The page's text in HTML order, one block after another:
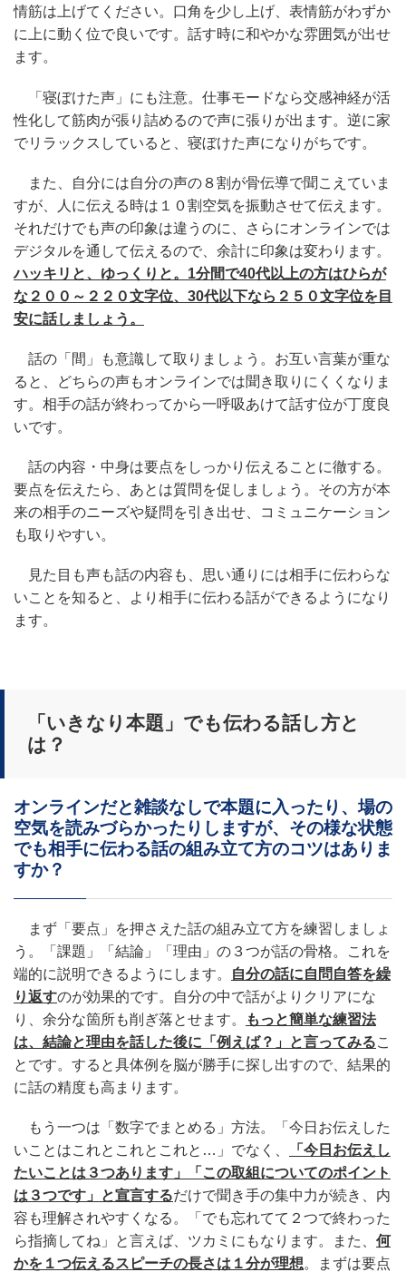
情筋は上げてください。口角を少し上げ、表情筋がわずか
に上に動く位で良いです。話す時に和やかな雰囲気が出せ
ます。
「寝ぼけた声」にも注意。仕事モードなら交感神経が活
性化して筋肉が張り詰めるので声に張りが出ます。逆に家
でリラックスしていると、寝ぼけた声になりがちです。
また、自分には自分の声の８割が骨伝導で聞こえていま
すが、人に伝える時は１０割空気を振動させて伝えます。
それだけでも声の印象は違うのに、さらにオンラインでは
デジタルを通して伝えるので、余計に印象は変わります。
ハッキリと、ゆっくりと。1分間で40代以上の方はひらが
な２００～２２０文字位、30代以下なら２５０文字位を目
安に話しましょう。
話の「間」も意識して取りましょう。お互い言葉が重な
ると、どちらの声もオンラインでは聞き取りにくくなりま
す。相手の話が終わってから一呼吸あけて話す位が丁度良
いです。
話の内容・中身は要点をしっかり伝えることに徹する。
要点を伝えたら、あとは質問を促しましょう。その方が本
来の相手のニーズや疑問を引き出せ、コミュニケーション
も取りやすい。
見た目も声も話の内容も、思い通りには相手に伝わらな
いことを知ると、より相手に伝わる話ができるようになり
ます。
「いきなり本題」でも伝わる話し方と
は？
オンラインだと雑談なしで本題に入ったり、場の
空気を読みづらかったりしますが、その様な状態
でも相手に伝わる話の組み立て方のコツはありま
すか？
まず「要点」を押さえた話の組み立て方を練習しましょ
う。「課題」「結論」「理由」の３つが話の骨格。これを
端的に説明できるようにします。
自分の話に自問自答を繰
り返すのが効果的です。自分の中で話がよりクリアにな
り、余分な箇所も削ぎ落とせます。
もっと簡単な練習法
は、結論と理由を話した後に「例えば？」と言ってみるこ
とです。すると具体例を脳が勝手に探し出すので、結果的
に話の精度も高まります。
もう一つは「数字でまとめる」方法。「今日お伝えした
いことはこれとこれとこれと…」でなく、
「今日お伝えし
たいことは３つあります」「この取組についてのポイント
は３つです」と宣言するだけで聞き手の集中力が続き、内
容も理解されやすくなる。「でも忘れてて２つで終わった
ら指摘してね」と言えば、ツカミにもなります。また、 何
かを１つ伝えるスピーチの長さは１分が理想。まずは要点